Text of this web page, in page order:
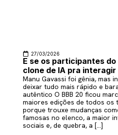
27/03/2026
E se os participantes do
clone de IA pra
Manu Gavassi foi gênia, mas
deixar tudo mais rápido e
autêntico O BBB 20 ficou
maiores edições de todos os
porque trouxe mudanças
famosas no elenco, a maior
sociais e, de quebra, a […]